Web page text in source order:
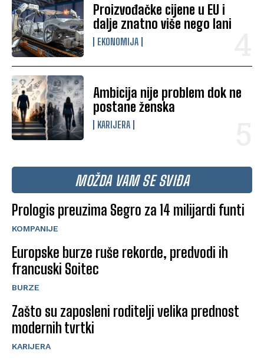
Proizvođačke cijene u EU i
dalje znatno više nego lani
EKONOMIJA
Ambicija nije problem dok ne
postane ženska
KARIJERA
MOŽDA VAM SE SVIĐA
Prologis preuzima Segro za 14 milijardi funti
KOMPANIJE
Europske burze ruše rekorde, predvodi ih
francuski Soitec
BURZE
Zašto su zaposleni roditelji velika prednost
modernih tvrtki
KARIJERA